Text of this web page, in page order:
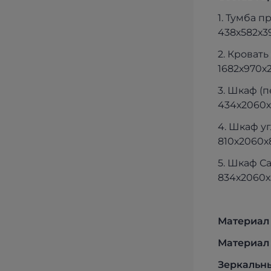
1. Тумба
2.
3. Шкаф
4. Шкаф
5. Шкаф
Материал